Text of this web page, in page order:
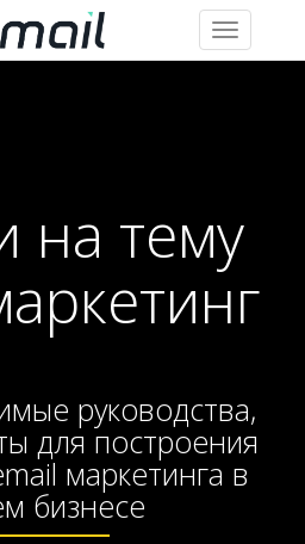
Toggle
navigation
на тему
руководства,
для построения
маркетинга в
бизнесе